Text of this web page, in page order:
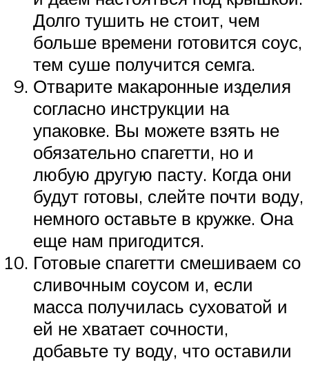
Долго тушить не стоит, чем
больше времени готовится соус,
тем суше получится семга.
Отварите макаронные изделия
согласно инструкции на
упаковке. Вы можете взять не
обязательно спагетти, но и
любую другую пасту. Когда они
будут готовы, слейте почти воду,
немного оставьте в кружке. Она
еще нам пригодится.
Готовые спагетти смешиваем со
сливочным соусом и, если
масса получилась суховатой и
ей не хватает сочности,
добавьте ту воду, что оставили